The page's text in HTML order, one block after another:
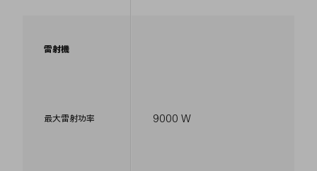
雷射機
最大雷射功率 9000 W